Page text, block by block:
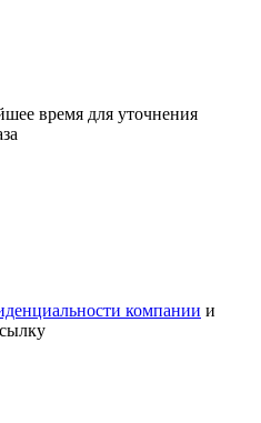
время для уточнения
компании и